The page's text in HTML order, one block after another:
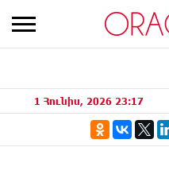
1 Հունիս, 2026 23:17